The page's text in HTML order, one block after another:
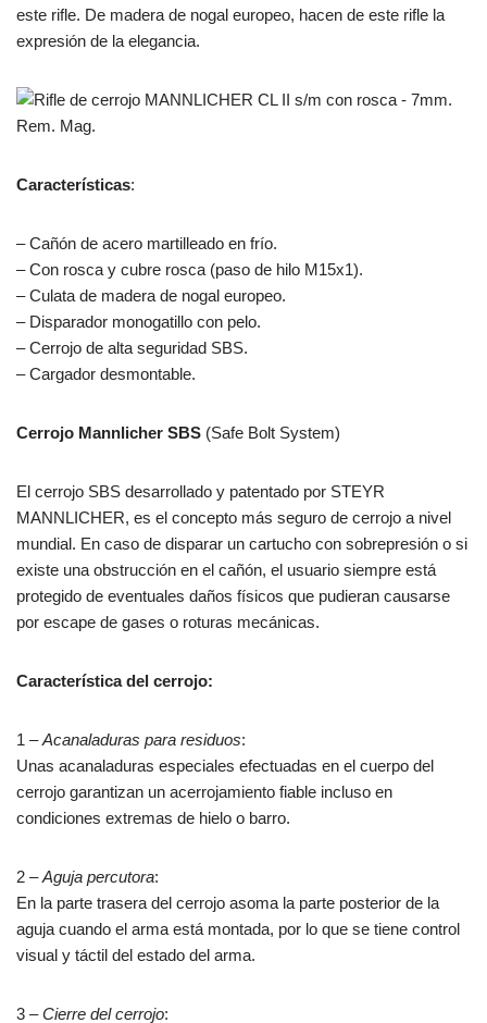
este rifle. De madera de nogal europeo, hacen de este rifle la
expresión de la elegancia.
Características:
– Cañón de acero martilleado en frío.
– Con rosca y cubre rosca (paso de hilo M15x1).
– Culata de madera de nogal europeo.
– Disparador monogatillo con pelo.
– Cerrojo de alta seguridad SBS.
– Cargador desmontable.
Cerrojo Mannlicher SBS (Safe Bolt System)
El cerrojo SBS desarrollado y patentado por STEYR
MANNLICHER, es el concepto más seguro de cerrojo a nivel
mundial. En caso de disparar un cartucho con sobrepresión o si
existe una obstrucción en el cañón, el usuario siempre está
protegido de eventuales daños físicos que pudieran causarse
por escape de gases o roturas mecánicas.
Característica del cerrojo:
1 –Acanaladuras para residuos:
Unas acanaladuras especiales efectuadas en el cuerpo del
cerrojo garantizan un acerrojamiento fiable incluso en
condiciones extremas de hielo o barro.
2 –Aguja percutora:
En la parte trasera del cerrojo asoma la parte posterior de la
aguja cuando el arma está montada, por lo que se tiene control
visual y táctil del estado del arma.
3 –Cierre del cerrojo: